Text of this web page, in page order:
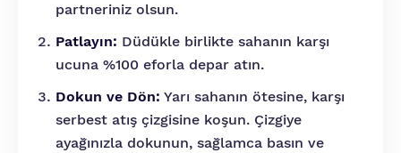
partneriniz olsun.
Patlayın: Düdükle birlikte sahanın karşı
ucuna %100 eforla depar atın.
Dokun ve Dön: Yarı sahanın ötesine, karşı
serbest atış çizgisine koşun. Çizgiye
ayağınızla dokunun, sağlamca basın ve